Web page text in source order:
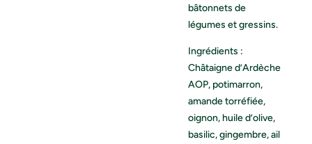
bâtonnets de
légumes et gressins.
Ingrédients :
Châtaigne d’Ardèche
AOP, potimarron,
amande torréfiée,
oignon, huile d’olive,
basilic, gingembre, ail